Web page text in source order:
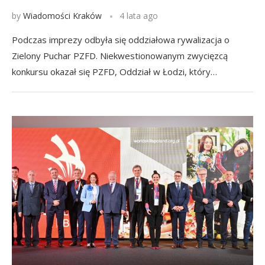
by Wiadomości Kraków 4 lata ago
Podczas imprezy odbyła się oddziałowa rywalizacja o
Zielony Puchar PZFD. Niekwestionowanym zwycięzcą
konkursu okazał się PZFD, Oddział w Łodzi, który…